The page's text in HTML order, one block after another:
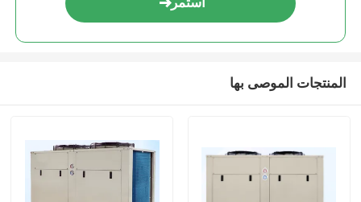
المنتجات الموصى بها